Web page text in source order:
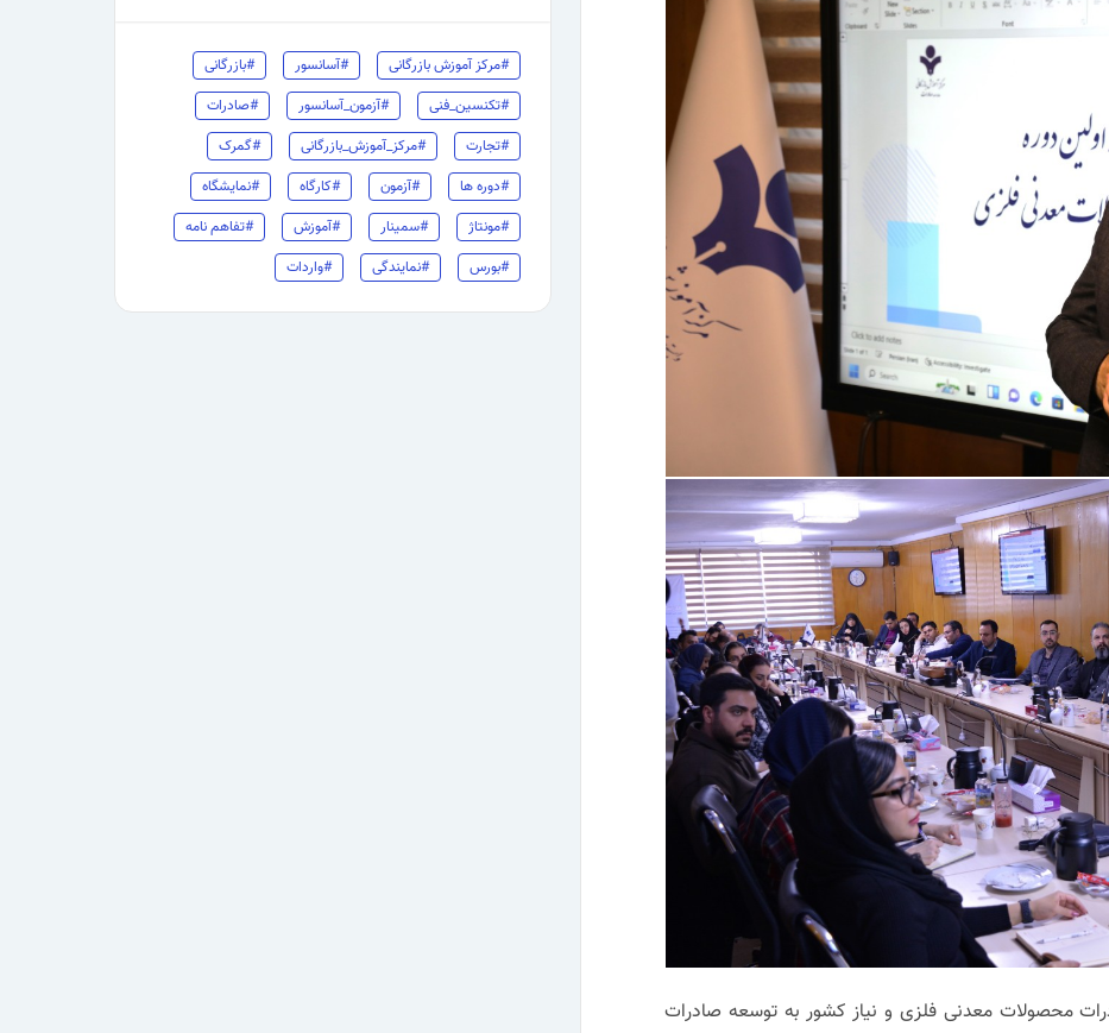
محصولات معدنی فلزی و نیاز کشور به توسعه صادرات
#مرکز آموزش بازرگانی #آسانسور
#بازرگانی
#تکنسین_فنی
#آزمون_آسانسور
#صادرات
#تجارت
#مرکز_آموزش_بازرگانی
#گمرک
#دوره ها
#آزمون #کارگاه
#نمایشگاه
#مونتاژ
#سمینار #آموزش
#تفاهم نامه
#بورس
#نمایندگی #واردات